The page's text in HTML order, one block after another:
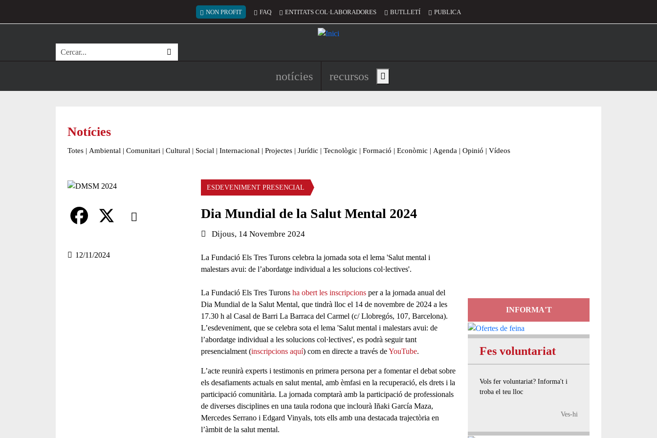
Menú del compte d'usuari
NON PROFIT FAQ ENTITATS COL·LABORADORES BUTLLETÍ PUBLICA
Cerca
Navegació principal de l'encapçalament
notícies recursos Show main menu
Notícies
Totes | Ambiental | Comunitari | Cultural | Social | Internacional | Projectes | Jurídic | Tecnològic | Formació | Econòmic | Agenda | Opinió | Vídeos
Comparteix
a
Compartir en altres xarxes socials
12/11/2024
ESDEVENIMENT PRESENCIAL
Dia Mundial de la Salut Mental 2024
Data de l'esdeveniment:
Dijous, 14 Novembre 2024
La Fundació Els Tres Turons celebra la jornada sota el lema 'Salut mental i
malestars avui: de l’abordatge individual a les solucions col·lectives'.
La Fundació Els Tres Turons ha obert les inscripcionsper a la jornada anual del
Dia Mundial de la Salut Mental, que tindrà lloc el 14 de novembre de 2024 a les
17.30 h al Casal de Barri La Barraca del Carmel (c/ Llobregós, 107, Barcelona).
L’esdeveniment, que se celebra sota el lema 'Salut mental i malestars avui: de
l’abordatge individual a les solucions col·lectives', es podrà seguir tant
presencialment(inscripcions aquí) com en directe a través deYouTube.
L’acte reunirà experts i testimonis en primera persona per a fomentar el debat sobre
els desafiaments actuals en salut mental, amb èmfasi en la recuperació, els drets i la
participació comunitària. La jornada comptarà amb la participació de professionals
de diverses disciplines en una taula rodona que inclourà Iñaki García Maza,
Mercedes Serrano i Edgard Vinyals, tots ells amb una destacada trajectòria en
l’àmbit de la salut mental.
INFORMA'T
Fes voluntariat
Vols fer voluntariat? Informa't i
troba el teu lloc
Ves-hi